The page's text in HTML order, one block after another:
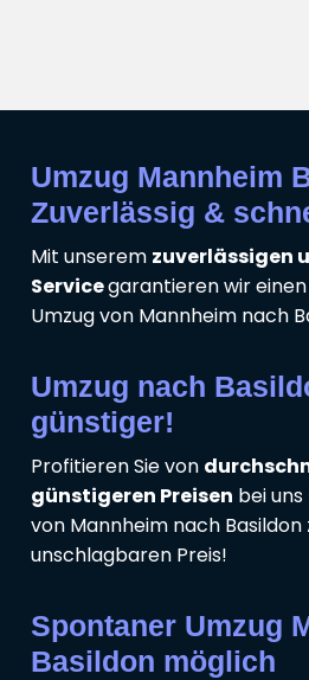
Umzug Mannheim
Zuverlässig &
Mit unserem zuverlässigen
Servicegarantieren wir
Umzug von Mannheim nach
Umzug nach
günstiger!
Profitieren Sie von
günstigeren Preisen bei
von Mannheim nach Basildon
unschlagbaren Preis!
Spontaner Umzug
Basildon möglich